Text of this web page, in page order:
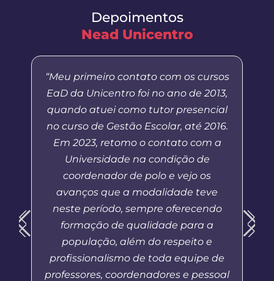
Depoimentos
Nead Unicentro
“Meu primeiro contato com os cursos
EaD da Unicentro foi no ano de 2013,
quando atuei como tutor presencial
no curso de Gestão Escolar, até 2016.
Em 2023, retomo o contato com a
Universidade na condição de
coordenador de polo e vejo os
avanços que a modalidade teve
neste período, sempre oferecendo
formação de qualidade para a
população, além do respeito e
profissionalismo de toda equipe de
professores, coordenadores e pessoal